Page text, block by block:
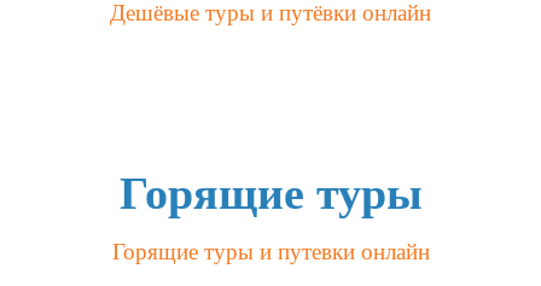
Дешёвые туры и путёвки онлайн
Горящие туры
Горящие туры и путевки онлайн